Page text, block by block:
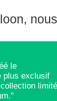
le
plus exclusif